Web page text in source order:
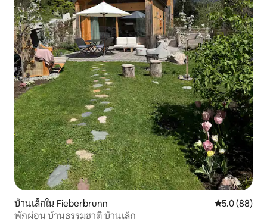
บ้านเล็กใน Fieberbrunn คะแนนเฉลี่ย
5.0 (88)
พักผ่อน บ้านธรรมชาติ บ้านเล็ก